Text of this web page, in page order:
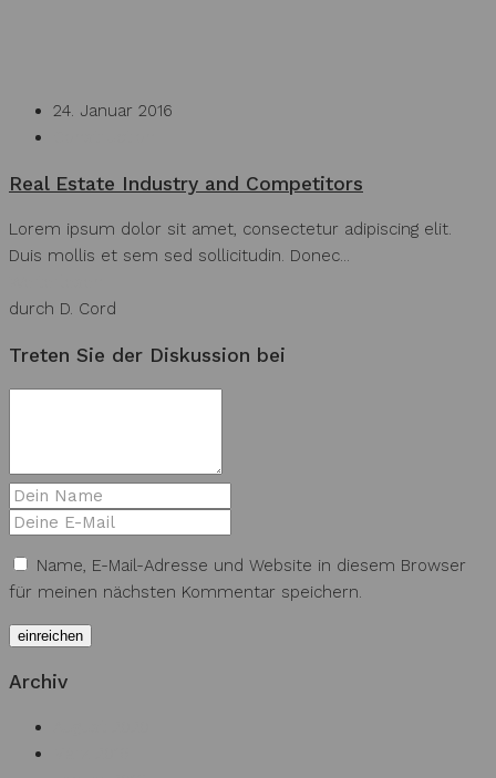
24. Januar 2016
Real Estate Industry and Competitors
Lorem ipsum dolor sit amet, consectetur adipiscing elit.
Duis mollis et sem sed sollicitudin. Donec...
durch D. Cord
Treten Sie der Diskussion bei
Name, E-Mail-Adresse und Website in diesem Browser
für meinen nächsten Kommentar speichern.
Archiv